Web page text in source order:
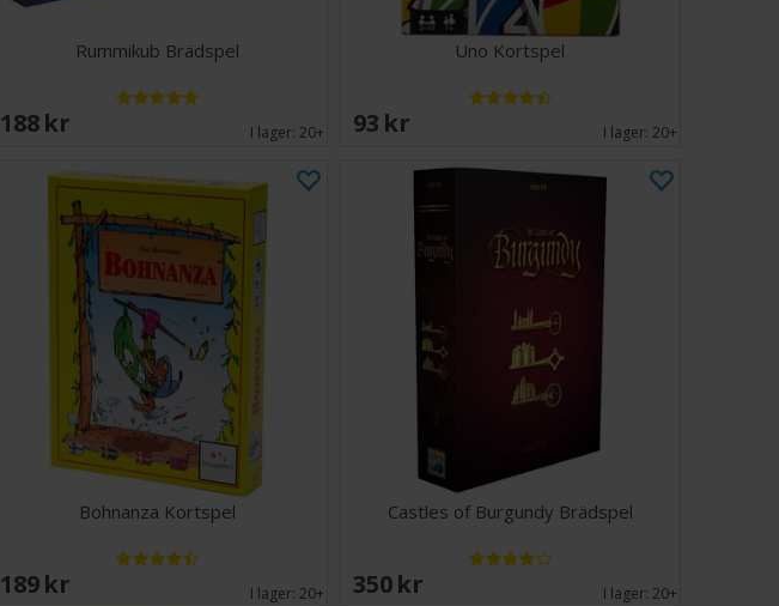
Rummikub Brädspel
188 SEK I lager:20+
Uno Kortspel
93 SEK I lager:20+
Bohnanza Kortspel
189 SEK I lager:20+
Castles of Burgundy Brädspel
350 SEK I lager:20+